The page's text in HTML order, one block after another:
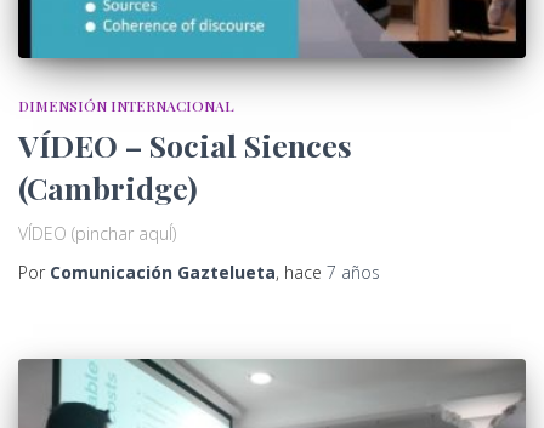
DIMENSIÓN INTERNACIONAL
VÍDEO – Social Siences
(Cambridge)
VÍDEO (pinchar aquÍ)
Por Comunicación Gaztelueta, hace 7 años